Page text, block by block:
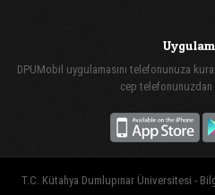
DPUMobil uygulamasını telefonunuza
cep
T.C. Kütahya Dumlupınar Üniversitesi -